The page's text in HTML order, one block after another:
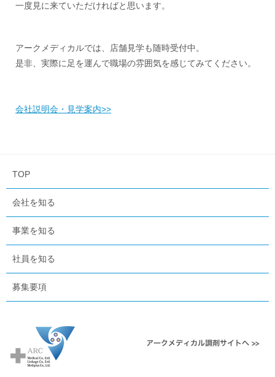
一度見に来ていただければと思います。
アークメディカルでは、店舗見学も随時受付中。
是非、実際に足を運んで職場の雰囲気を感じてみてください。
会社説明会・見学案内>>
TOP
会社を知る
事業を知る
社員を知る
募集要項